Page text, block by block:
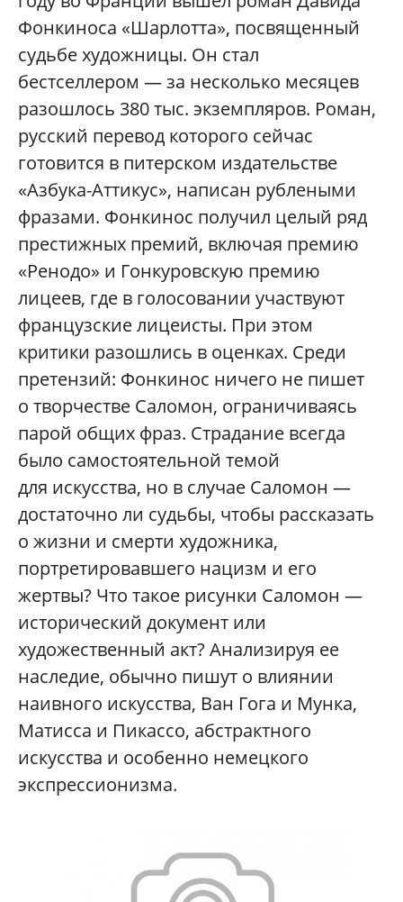
Фонкиноса «Шарлотта», посвященный
судьбе художницы. Он стал
бестселлером — за несколько месяцев
разошлось 380 тыс. экземпляров. Роман,
русский перевод которого сейчас
готовится в питерском издательстве
«Азбука-Аттикус», написан рублеными
фразами. Фонкинос получил целый ряд
престижных премий, включая премию
«Ренодо» и Гонкуровскую премию
лицеев, где в голосовании участвуют
французские лицеисты. При этом
критики разошлись в оценках. Среди
претензий: Фонкинос ничего не пишет
о творчестве Саломон, ограничиваясь
парой общих фраз. Страдание всегда
было самостоятельной темой
для искусства, но в случае Саломон —
достаточно ли судьбы, чтобы рассказать
о жизни и смерти художника,
портретировавшего нацизм и его
жертвы? Что такое рисунки Саломон —
исторический документ или
художественный акт? Анализируя ее
наследие, обычно пишут о влиянии
наивного искусства, Ван Гога и Мунка,
Матисса и Пикассо, абстрактного
искусства и особенно немецкого
экспрессионизма.